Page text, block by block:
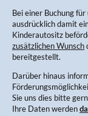
Bei einer Buchung für
ausdrücklich damit
Kinderautositz
zusätzlichen Wunsch
bereitgestellt.
Darüber hinaus
Sie uns dies bitte
Ihre Daten werden